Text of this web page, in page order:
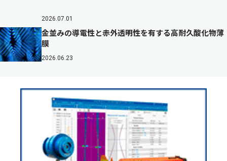
2026.07.01
金並みの導電性と赤外透明性を有する高耐久酸化物薄
膜
2026.06.23